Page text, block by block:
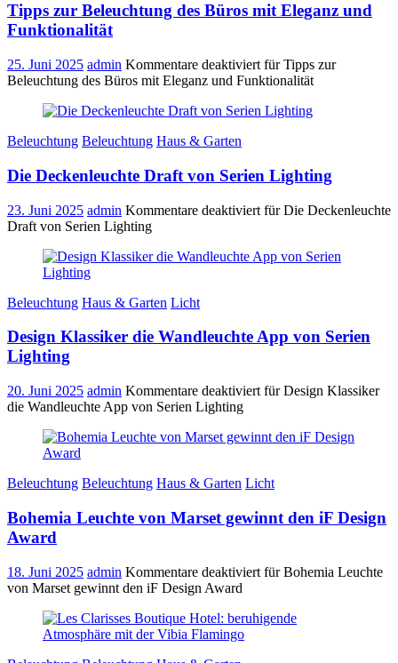
Tipps zur Beleuchtung des Büros mit Eleganz und
Funktionalität
25. Juni 2025 admin Kommentare deaktiviert für Tipps zur
Beleuchtung des Büros mit Eleganz und Funktionalität
Beleuchtung Beleuchtung Haus & Garten
Die Deckenleuchte Draft von Serien Lighting
23. Juni 2025 admin Kommentare deaktiviert für Die Deckenleuchte
Draft von Serien Lighting
Beleuchtung Haus & Garten Licht
Design Klassiker die Wandleuchte App von Serien
Lighting
20. Juni 2025 admin Kommentare deaktiviert für Design Klassiker
die Wandleuchte App von Serien Lighting
Beleuchtung Beleuchtung Haus & Garten Licht
Bohemia Leuchte von Marset gewinnt den iF Design
Award
18. Juni 2025 admin Kommentare deaktiviert für Bohemia Leuchte
von Marset gewinnt den iF Design Award